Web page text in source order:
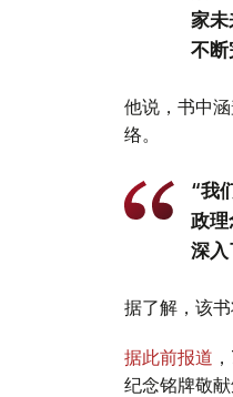
家未
不断
他说，书中
络。
“我
政理
深入
据了解，该
据此前报道
纪念铭牌敬